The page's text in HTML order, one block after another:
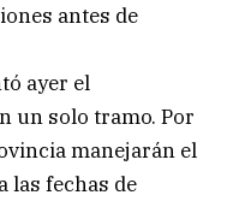
antes de
ayer el
un solo tramo. Por
manejarán el
las fechas de